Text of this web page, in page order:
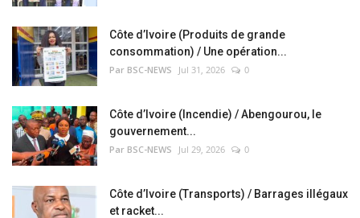
Côte d’Ivoire (Produits de grande
consommation) / Une opération...
Par BSC-NEWS Jul 31, 2026 0
Côte d’Ivoire (Incendie) / Abengourou, le
gouvernement...
Par BSC-NEWS Jul 29, 2026 0
Côte d’Ivoire (Transports) / Barrages illégaux
et racket...